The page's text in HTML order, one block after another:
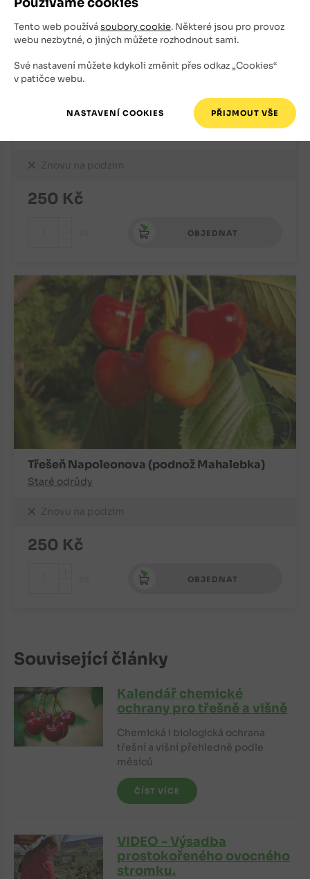
Tento web používásoubory cookie. Některé jsou pro provoz
webu nezbytné, o jiných můžete rozhodnout sami.
Své nastavení můžete kdykoli změnit přes odkaz „Cookies“
v patičce webu.
Višeň Erdi Botermo (podnož Colt)
Znovu na podzim
250 Kč
OBJEDNAT
Třešeň Napoleonova (podnož Mahalebka)
Staré odrůdy
Znovu na podzim
250 Kč
OBJEDNAT
Související články
Kalendář chemické
ochrany pro třešně a višně
Chemická i biologická ochrana
třešní a višní přehledně podle
měsíců
ČÍST VÍCE
VIDEO - Výsadba
prostokořeného ovocného
stromku.